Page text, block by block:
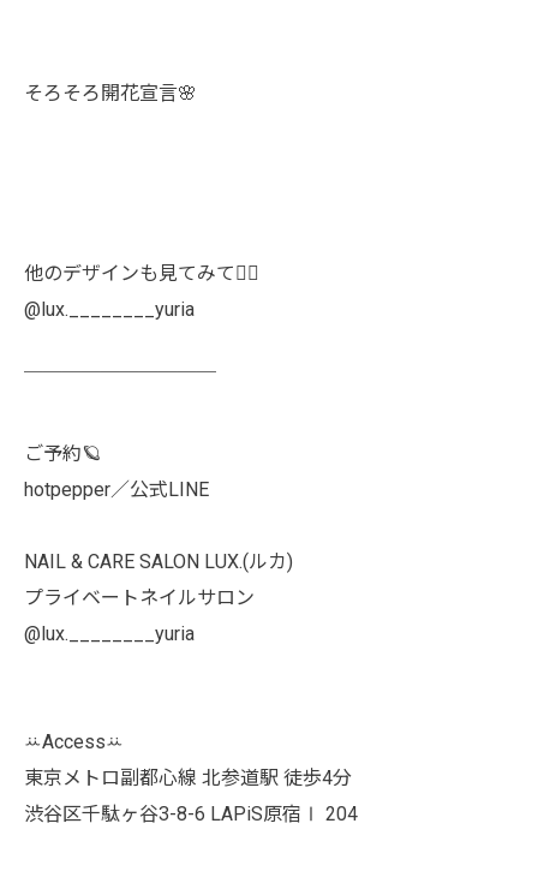
そろそろ開花宣言🌸
他のデザインも見てみて👯‍♀️
@lux.________yuria
ご予約🪐
hotpepper／公式LINE
NAIL & CARE SALON LUX.(ルカ)
プライベートネイルサロン
@lux.________yuria
ꕁAccessꕁ
東京メトロ副都心線 北参道駅 徒歩4分
渋谷区千駄ヶ谷3-8-6 LAPiS原宿Ⅰ 204